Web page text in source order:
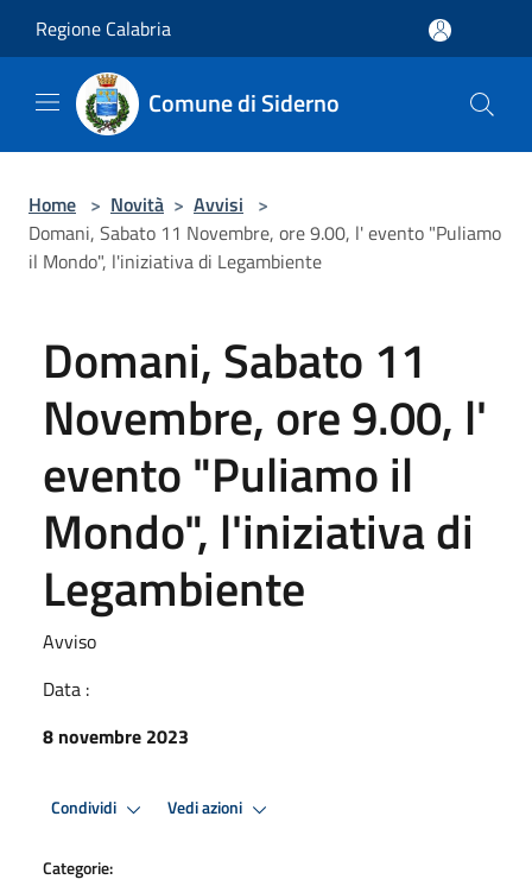
Regione Calabria
Comune di Siderno
Home > Novità > Avvisi >
Domani, Sabato 11 Novembre, ore 9.00, l' evento "Puliamo
il Mondo", l'iniziativa di Legambiente
Domani, Sabato 11
Novembre, ore 9.00, l'
evento "Puliamo il
Mondo", l'iniziativa di
Legambiente
Avviso
Data :
8 novembre 2023
Condividi Vedi azioni
Categorie: